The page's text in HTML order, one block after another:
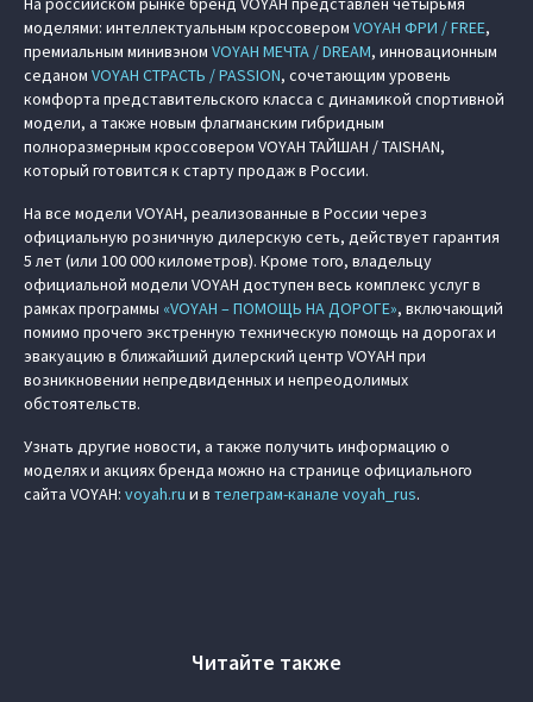
моделями: интеллектуальным кроссовером VOYAH ФРИ / FREE,
премиальным минивэном VOYAH МЕЧТА / DREAM, инновационным
седаном VOYAH СТРАСТЬ / PASSION, сочетающим уровень
комфорта представительского класса с динамикой спортивной
модели, а также новым флагманским гибридным
полноразмерным кроссовером VOYAH ТАЙШАН / TAISHAN,
который готовится к старту продаж в России.
На все модели VOYAH, реализованные в России через
официальную розничную дилерскую сеть, действует гарантия
5 лет (или 100 000 километров). Кроме того, владельцу
официальной модели VOYAH доступен весь комплекс услуг в
рамках программы «VOYAH – ПОМОЩЬ НА ДОРОГЕ», включающий
помимо прочего экстренную техническую помощь на дорогах и
эвакуацию в ближайший дилерский центр VOYAH при
возникновении непредвиденных и непреодолимых
обстоятельств.
Узнать другие новости, а также получить информацию о
моделях и акциях бренда можно на странице официального
сайта VOYAH: voyah.ru и в телеграм-канале voyah_rus.
Читайте также